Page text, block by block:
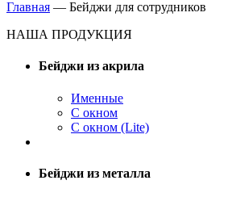
Главная — Бейджи для сотрудников
НАША ПРОДУКЦИЯ
Бейджи из акрила
Именные
С окном
С окном (Lite)
Бейджи из металла